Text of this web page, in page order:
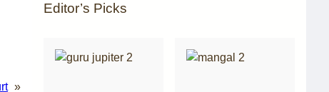
»
Editor’s Picks